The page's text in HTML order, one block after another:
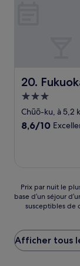
20.
Fukuoka
Hébergement
3.0 étoiles
Chūō-ku, à 5,2
8.6
8,6/10
Prix
par
nuit
plus
bas
trouvé
Prix par nuit le
base d’un séjour
susceptibles de
Afficher tous